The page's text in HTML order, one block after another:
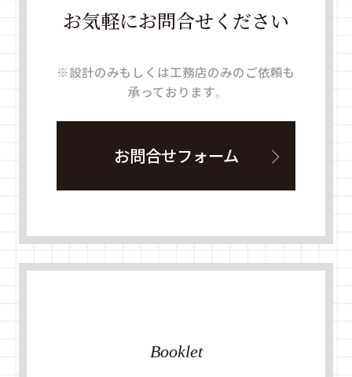
お気軽にお問合せください
※設計のみもしくは工務店のみのご依頼も
承っております。
お問合せフォーム
Booklet